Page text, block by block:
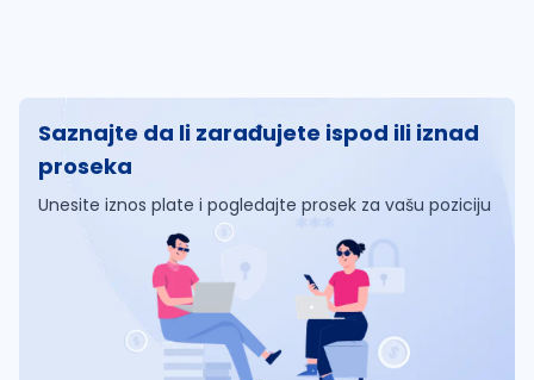
Saznajte da li zarađujete ispod ili iznad
proseka
Unesite iznos plate i pogledajte prosek za vašu poziciju